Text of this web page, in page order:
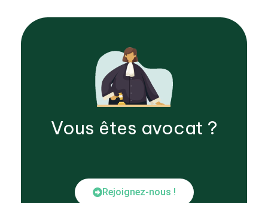
Vous êtes avocat ?
Rejoignez-nous !